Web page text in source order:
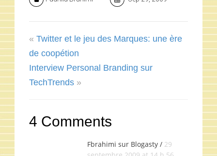
« Twitter et le jeu des Marques: une ère
de coopétion
Interview Personal Branding sur
TechTrends »
4 Comments
Fbrahimi sur Blogasty / 29